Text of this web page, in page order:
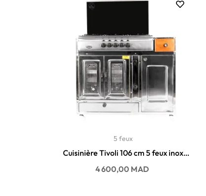
5 feux
Cuisinière Tivoli 106 cm 5 feux inox
avec...
Prix
4 600,00 MAD